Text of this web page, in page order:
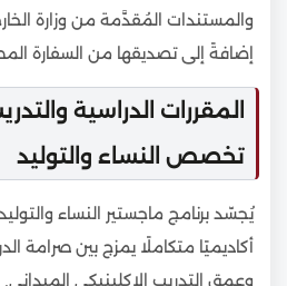
والمستندات المُقدَّمة من وزارة
إضافةً إلى تصديقها من السفارة
المقررات الدراسية
تخصص النساء والتوليد
يُجسّد برنامج ماجستير النساء
أكاديميًا متكاملًا يمزج بين صرامة
وعمق التدريب الإكلينيكي الميداني.